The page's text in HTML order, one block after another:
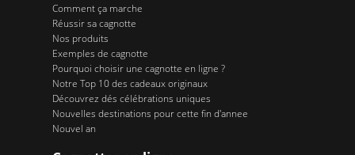
Comment ça marche
Réussir sa cagnotte
Nos produits
Exemples de cagnotte
Pourquoi choisir une cagnotte en ligne ?
Notre Top 10 des cadeaux originaux
Découvrez dés célébrations uniques
Nouvelles destinations pour cette fin d'annee
Nouvel an